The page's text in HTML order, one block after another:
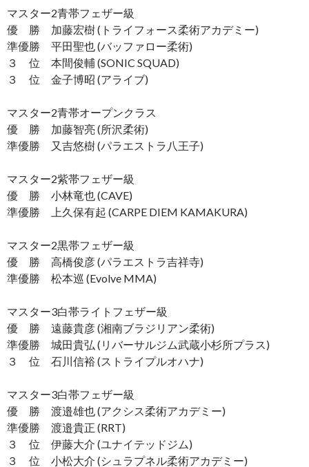
マスター2青帯フェザー級
優 勝 加藤宏樹 (トライフォース柔術アカデミー)
準優勝 平田聖也 (バッファロー柔術)
３ 位 本間俊輔 (SONIC SQUAD)
３ 位 金子博昭 (アライブ)
マスター2青帯オープンクラス
優 勝 加藤智亮 (所沢柔術)
準優勝 又吉悠樹 (パラエストラ八王子)
マスター2紫帯フェザー級
優 勝 小林竜也 (CAVE)
準優勝 上久保有起 (CARPE DIEM KAMAKURA)
マスター2黒帯フェザー級
優 勝 高橋俊彦 (パラエストラ吉祥寺)
準優勝 松本巡 (Evolve MMA)
マスター3白帯ライトフェザー級
優 勝 遠藤貴彦 (湘南ブラジリアン柔術)
準優勝 城田貴弘 (リバーサルジム武蔵小杉所プラス)
３ 位 石川信裕 (ストライプルオハナ)
マスター3白帯フェザー級
優 勝 渡邉雄也 (アクシス柔術アカデミー)
準優勝 渡邉貴正 (RRT)
３ 位 伊藤大介 (ユナイテッドジム)
３ 位 小松大介 (シュラプネル柔術アカデミー)